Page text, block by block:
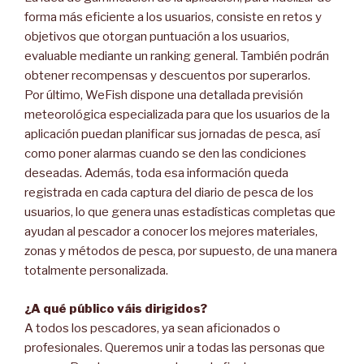
forma más eficiente a los usuarios, consiste en retos y
objetivos que otorgan puntuación a los usuarios,
evaluable mediante un ranking general. También podrán
obtener recompensas y descuentos por superarlos.
Por último, WeFish dispone una detallada previsión
meteorológica especializada para que los usuarios de la
aplicación puedan planificar sus jornadas de pesca, así
como poner alarmas cuando se den las condiciones
deseadas. Además, toda esa información queda
registrada en cada captura del diario de pesca de los
usuarios, lo que genera unas estadísticas completas que
ayudan al pescador a conocer los mejores materiales,
zonas y métodos de pesca, por supuesto, de una manera
totalmente personalizada.
¿A qué público váis dirigidos?
A todos los pescadores, ya sean aficionados o
profesionales. Queremos unir a todas las personas que